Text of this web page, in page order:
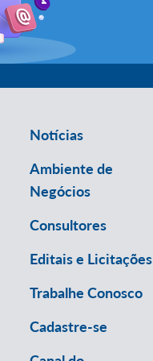
Notícias
Ambiente de
Negócios
Consultores
Editais e Licitações
Trabalhe Conosco
Cadastre-se